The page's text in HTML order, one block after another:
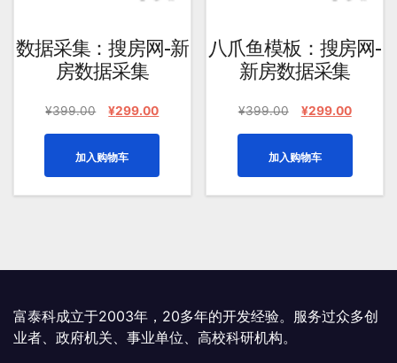
序
数据采集：搜房网-新
房数据采集
¥399.00
原
¥399.00。
¥299.00当
为：
¥299.00。
加入购物车
八爪鱼模板：搜房网-
新房数据采集
¥399.00
原
¥399.00。
¥299.00当
为：
加入购物车
富泰科成立于2003年，20多年的开发经验。服务过众多创
业者、政府机关、事业单位、高校科研机构。